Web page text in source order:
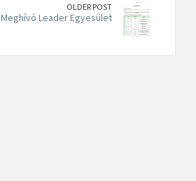
OLDER POST
Meghívó Leader Egyesület